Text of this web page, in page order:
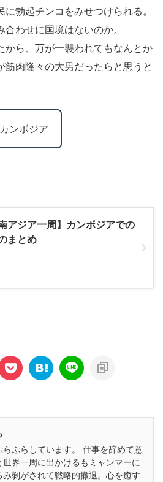
勃起チンコをみせつけられる。
わせに国境はないのか。
から、万が一襲われてもなんとか
筋肉隆々の大男だったらと思うと
ンボジア
南アジア一周】カンボジアでの
まとめ
らぷらしています。 仕事を辞めて意
世界一周に出かけるもミャンマーに
み剝がされて戦略的撤退。心を癒す